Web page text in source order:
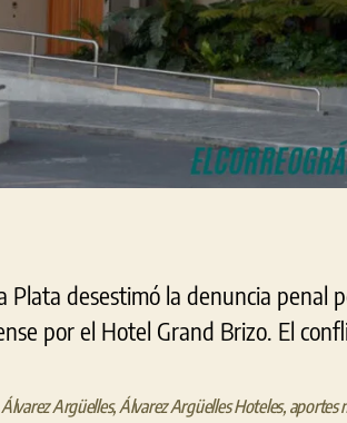
Plata desestimó la denuncia penal
por el Hotel Grand Brizo. El
Álvarez Argüelles,Álvarez Argüelles Hoteles, aportes